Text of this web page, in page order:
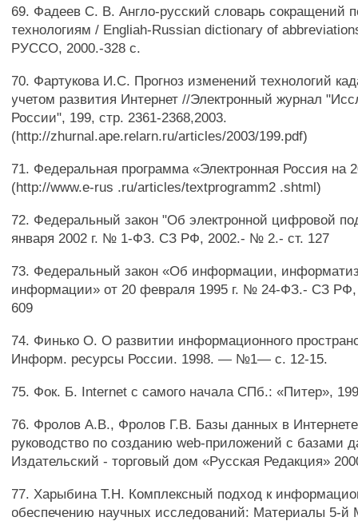
69. Фадеев С. В. Англо-русский словарь сокращений
технологиям / Engliah-Russian dictionary of
РУССО, 2000.-328 с.
70. Фартукова И.С. Прогноз изменений технологий
учетом развития Интернет //Электронный журнал
России", 199, стр. 2361-2368,2003.
(http://zhurnal.ape.relarn.ru/articles/2003/199.pdf)
71. Федеральная программа «Электронная Россия на
(http://www.e-rus .ru/articles/textprogramm2 .shtml)
72. Федеральный закон "Об электронной цифровой
января 2002 г. № 1-ФЗ. СЗ РФ, 2002.- № 2.- ст. 127
73. Федеральный закон «Об информации,
информации» от 20 февраля 1995 г. № 24-ФЗ.- СЗ
609
74. Финько О. О развитии информационного
Информ. ресурсы России. 1998. — №1— с. 12-15.
75. Фок. Б. Internet с самого начала СПб.: «Питер»,
76. Фролов А.В., Фролов Г.В. Базы данных в
руководство по созданию web-приложений с базами
Издательский - торговый дом «Русская Редакция»
77. Харыбина Т.Н. Комплексный подход к
обеспечению научных исследований: Материалы 5-й